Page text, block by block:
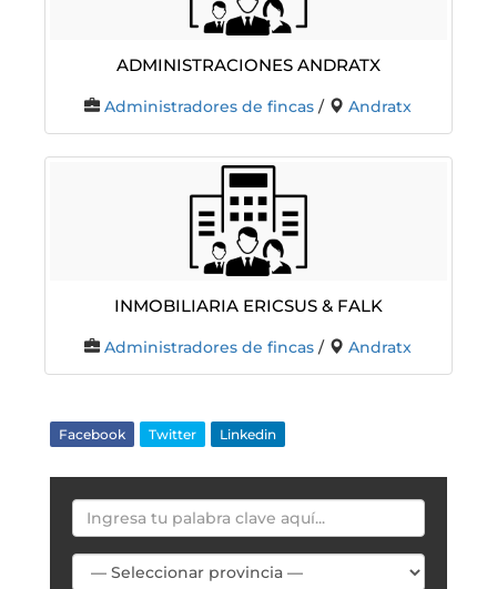
ADMINISTRACIONES ANDRATX
Administradores de fincas / Andratx
Inmobiliaria Ericsus & Falk
Administradores de fincas / Andratx
Facebook Twitter Linkedin